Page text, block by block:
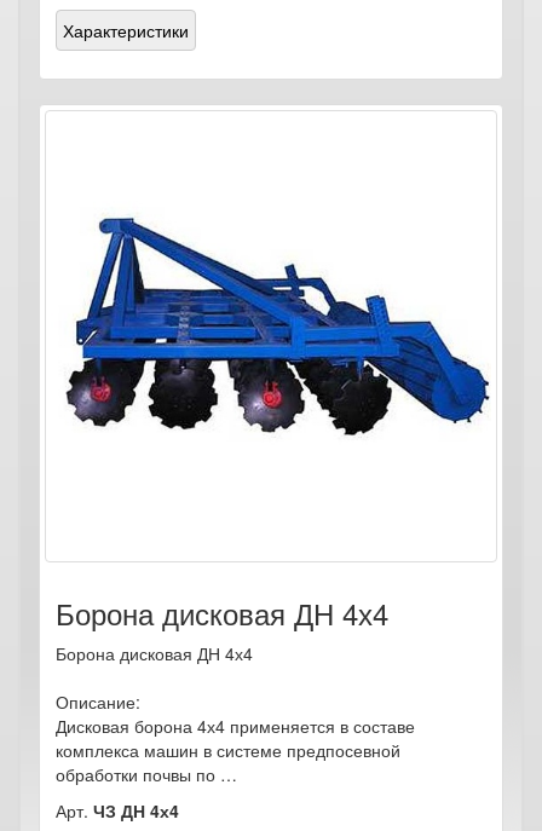
Характеристики
Борона дисковая ДН 4х4
Борона дисковая ДН 4х4
Описание:
Дисковая борона 4х4 применяется в составе
комплекса машин в системе предпосевной
обработки почвы по …
Арт. ЧЗ ДН 4х4